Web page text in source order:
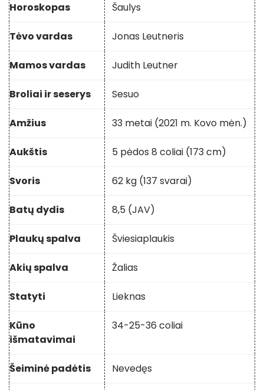
Horoskopas Šaulys
Tėvo vardas Jonas Leutneris
Mamos vardas Judith Leutner
Broliai ir seserys Sesuo
Amžius 33 metai (2021 m. Kovo mėn.)
Aukštis 5 pėdos 8 coliai (173 cm)
Svoris 62 kg (137 svarai)
Batų dydis 8,5 (JAV)
Plaukų spalva Šviesiaplaukis
Akių spalva Žalias
Statyti Lieknas
Kūno
išmatavimai
34-25-36 coliai
Šeiminė padėtis Nevedęs